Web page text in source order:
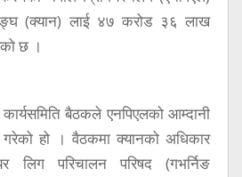
(क्यान) लाई ४७ करोड ३६ लाख
छ ।
बैठकले एनपिएलको आम्दानी
गरेको हो । वैठकमा क्यानको अधिकार
लिग परिचालन परिषद (गभर्निङ